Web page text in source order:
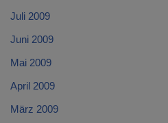
Juli 2009
Juni 2009
Mai 2009
April 2009
März 2009